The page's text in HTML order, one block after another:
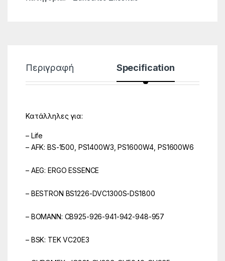
Περιγραφή Specification
Κατάλληλες για:
– Life
– AFK: BS-1500, PS1400W3, PS1600W4, PS1600W6
– AEG: ERGO ESSENCE
– BESTRON BS1226-DVC1300S-DS1800
– BOMANN: CB925-926-941-942-948-957
– BSK: TEK VC20E3